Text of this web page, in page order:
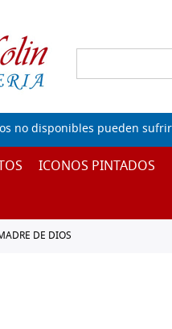
no disponibles pueden
ICONOS PINTADOS
DE DIOS